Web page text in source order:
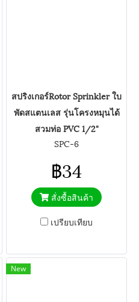
สปริงเกอร์Rotor Sprinkler ใบ
พัดสแตนเลส รุ่นโครงหมุนได้
สวมท่อ PVC 1/2"
SPC-6
฿34
สั่งซื้อสินค้า
เปรียบเทียบ
New